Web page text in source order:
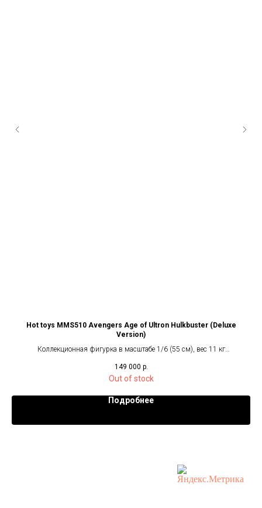
Hot toys MMS510 Avengers Age of Ultron Hulkbuster (Deluxe
Version)
Коллекционная фигурка в масштабе 1/6 (55 см), вес 11 кг
149 000 р.
Out of stock
Подробнее